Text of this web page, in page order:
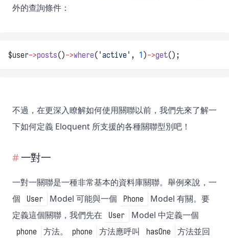
外的查詢條件：
$user->posts()->where( 'active' , 1)->get();
不過，在更深入瞭解如何使用關聯以前，我們先來了解一
下如何定義 Eloquent 所支援的各種關聯型別吧！
一對一
一對一關聯是一種非常基本的資料庫關聯。舉例來說，一
個
User Model 可能與一個 Phone
Model 有關。要
定義這個關聯，我們先在
User Model 中定義一個
phone 方法。 phone 方法應呼叫 hasOne 方法並回